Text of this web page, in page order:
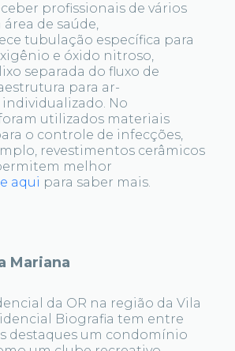
profissionais de vários
de saúde,
tubulação específica para
e óxido nitroso,
separada do fluxo de
para ar-
No
utilizados materiais
o controle de infecções,
revestimentos cerâmicos
melhor
aqui para saber mais.
Mariana
da OR na região da Vila
Biografia tem entre
destaques um condomínio